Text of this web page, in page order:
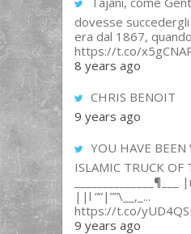
dovesse succedergli
era dal 1867,
https://t.co/
8 years ago
CHRIS BENOIT
9 years ago
YOU HAVE
ISLAMIC TRUCK OF
||l “”|””\__,_...
https://t.co/
9 years ago